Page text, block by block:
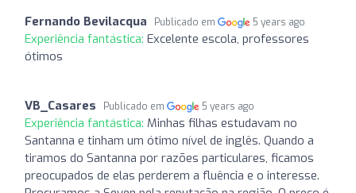
Fernando Bevilacqua Publicado em 5 years ago
Experiência fantástica: Excelente escola, professores
ótimos
VB_Casares Publicado em 5 years ago
Experiência fantástica: Minhas filhas estudavam no
Santanna e tinham um ótimo nível de inglês. Quando a
tiramos do Santanna por razões particulares, ficamos
preocupados de elas perderem a fluência e o interesse.